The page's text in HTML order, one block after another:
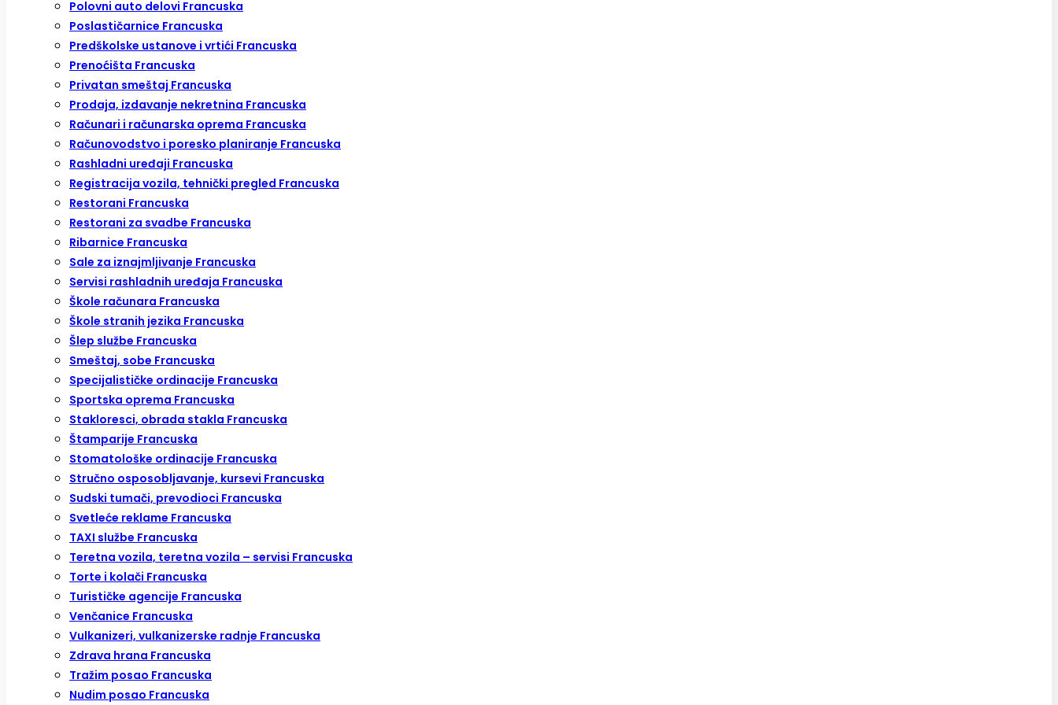
Polovni auto delovi Francuska
Poslastičarnice Francuska
Predškolske ustanove i vrtići Francuska
Prenoćišta Francuska
Privatan smeštaj Francuska
Prodaja, izdavanje nekretnina Francuska
Računari i računarska oprema Francuska
Računovodstvo i poresko planiranje Francuska
Rashladni uređaji Francuska
Registracija vozila, tehnički pregled Francuska
Restorani Francuska
Restorani za svadbe Francuska
Ribarnice Francuska
Sale za iznajmljivanje Francuska
Servisi rashladnih uređaja Francuska
Škole računara Francuska
Škole stranih jezika Francuska
Šlep službe Francuska
Smeštaj, sobe Francuska
Specijalističke ordinacije Francuska
Sportska oprema Francuska
Stakloresci, obrada stakla Francuska
Štamparije Francuska
Stomatološke ordinacije Francuska
Stručno osposobljavanje, kursevi Francuska
Sudski tumači, prevodioci Francuska
Svetleće reklame Francuska
TAXI službe Francuska
Teretna vozila, teretna vozila – servisi Francuska
Torte i kolači Francuska
Turističke agencije Francuska
Venčanice Francuska
Vulkanizeri, vulkanizerske radnje Francuska
Zdrava hrana Francuska
Tražim posao Francuska
Nudim posao Francuska